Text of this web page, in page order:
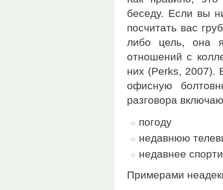
беседу. Если вы
посчитать вас
либо цель, она
отношений с
них (Perks, 2007).
офисную
разговора
погоду
недавнюю
недавнее
Примерами